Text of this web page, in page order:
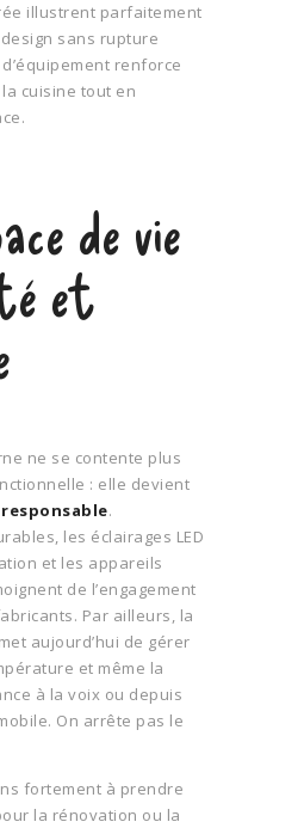
illustrent parfaitement
sans rupture
renforce
cuisine tout en
de vie
et
ne se contente plus
: elle devient
.
les éclairages LED
et les appareils
de l’engagement
Par ailleurs, la
aujourd’hui de gérer
et même la
à la voix ou depuis
On arrête pas le
fortement à prendre
la rénovation ou la